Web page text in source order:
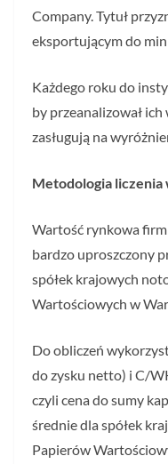
Company. Tytuł
eksportującym do
Każdego roku do
by przeanalizował
zasługują na
Metodologia
Wartość rynkowa
bardzo uproszczony
spółek krajowych
Wartościowych w
Do obliczeń
do zysku netto) i C/
czyli cena do sumy
średnie dla spółek
Papierów